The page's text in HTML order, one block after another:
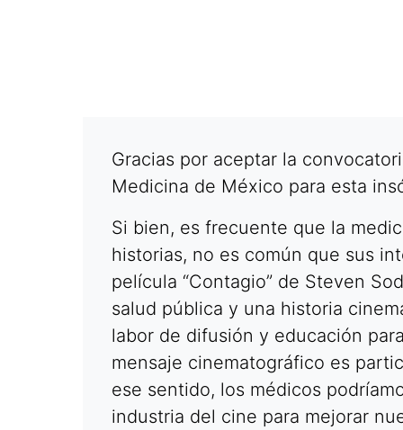
Gracias por aceptar la
Medicina de México para esta
Si bien, es frecuente que la
historias, no es común que sus
película “Contagio” de Steven
salud pública y una historia
labor de difusión y educación
mensaje cinematográfico es
ese sentido, los médicos
industria del cine para mejorar